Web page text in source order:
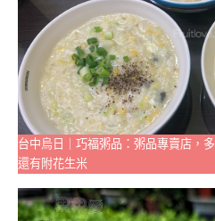
台中烏日｜巧福粥品：粥品專賣店，
還有附花生米